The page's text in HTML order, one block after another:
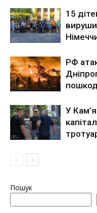
15
РФ
У
Пошук